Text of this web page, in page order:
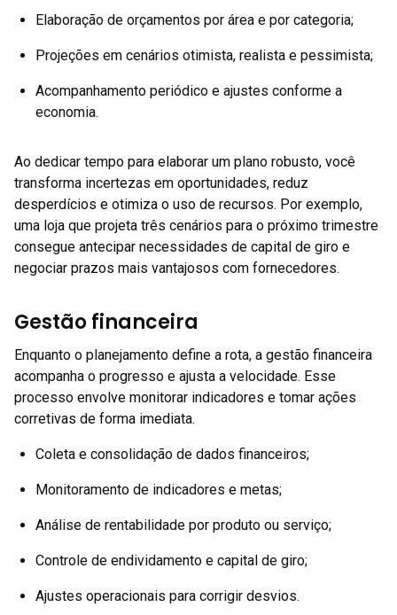
Elaboração de orçamentos por área e por categoria;
Projeções em cenários otimista, realista e pessimista;
Acompanhamento periódico e ajustes conforme a
economia.
Ao dedicar tempo para elaborar um plano robusto, você
transforma incertezas em oportunidades, reduz
desperdícios e otimiza o uso de recursos. Por exemplo,
uma loja que projeta três cenários para o próximo trimestre
consegue antecipar necessidades de capital de giro e
negociar prazos mais vantajosos com fornecedores.
Gestão financeira
Enquanto o planejamento define a rota, a gestão financeira
acompanha o progresso e ajusta a velocidade. Esse
processo envolve monitorar indicadores e tomar ações
corretivas de forma imediata.
Coleta e consolidação de dados financeiros;
Monitoramento de indicadores e metas;
Análise de rentabilidade por produto ou serviço;
Controle de endividamento e capital de giro;
Ajustes operacionais para corrigir desvios.